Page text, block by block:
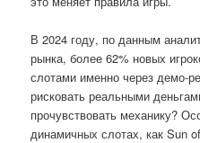
В 2024 году, по данным
рынка, более 62% новых
слотами именно через демо-
рисковать реальными
прочувствовать механику?
динамичных слотах, как Sun